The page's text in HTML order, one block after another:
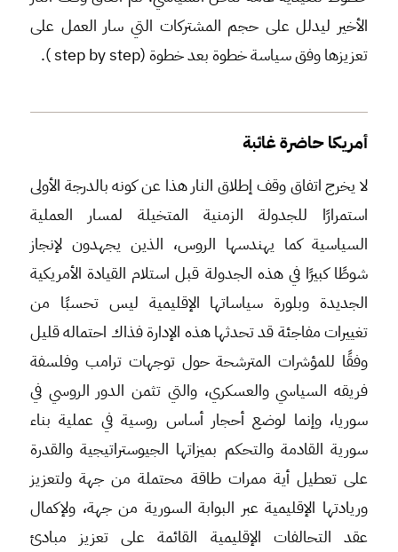
الأخير ليدلل على حجم المشتركات التي سار العمل على
تعزيزها وفق سياسة خطوة بعد خطوة (step by step ).
أمريكا حاضرة غائبة
لا يخرج اتفاق وقف إطلاق النار هذا عن كونه بالدرجة الأولى
استمرارًا للجدولة الزمنية المتخيلة لمسار العملية
السياسية كما يهندسها الروس، الذين يجهدون لإنجاز
شوطًا كبيرًا في هذه الجدولة قبل استلام القيادة الأمريكية
الجديدة وبلورة سياساتها الإقليمية ليس تحسبًا من
تغييرات مفاجئة قد تحدثها هذه الإدارة فذاك احتماله قليل
وفقًا للمؤشرات المترشحة حول توجهات ترامب وفلسفة
فريقه السياسي والعسكري، والتي تثمن الدور الروسي في
سوريا، وإنما لوضع أحجار أساس روسية في عملية بناء
سورية القادمة والتحكم بميزاتها الجيوستراتيجية والقدرة
على تعطيل أية ممرات طاقة محتملة من جهة ولتعزيز
وريادتها الإقليمية عبر البوابة السورية من جهة، ولإكمال
عقد التحالفات الإقليمية القائمة على تعزيز مبادئ